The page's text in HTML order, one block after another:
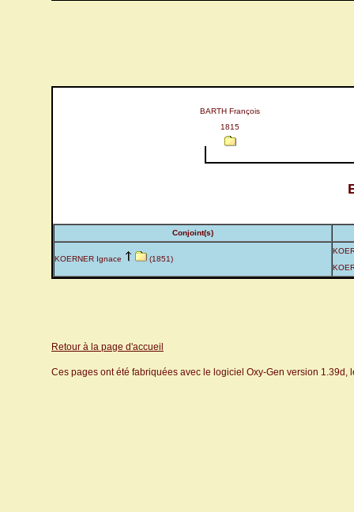
BARTH François
1815
Conjoint(s)
KOERNER Ignace (1851)
Retour à la page d'accueil
Ces pages ont été fabriquées avec le logiciel Oxy-Gen version 1.39d,